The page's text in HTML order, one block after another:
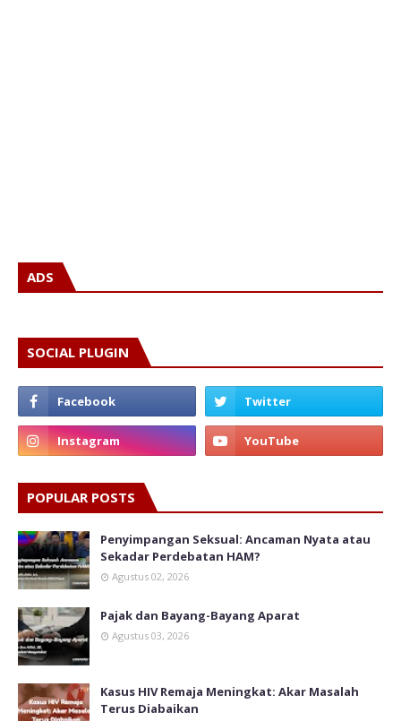
ADS
SOCIAL PLUGIN
POPULAR POSTS
Penyimpangan Seksual: Ancaman Nyata atau
Sekadar Perdebatan HAM?
Agustus 02, 2026
Pajak dan Bayang-Bayang Aparat
Agustus 03, 2026
Kasus HIV Remaja Meningkat: Akar Masalah
Terus Diabaikan